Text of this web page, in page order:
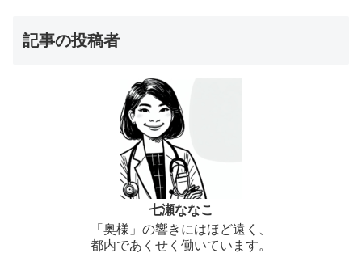
記事の投稿者
七瀬ななこ
「奥様」の響きにはほど遠く、
都内であくせく働いています。